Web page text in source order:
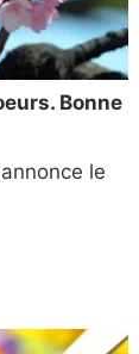
Bonne
le